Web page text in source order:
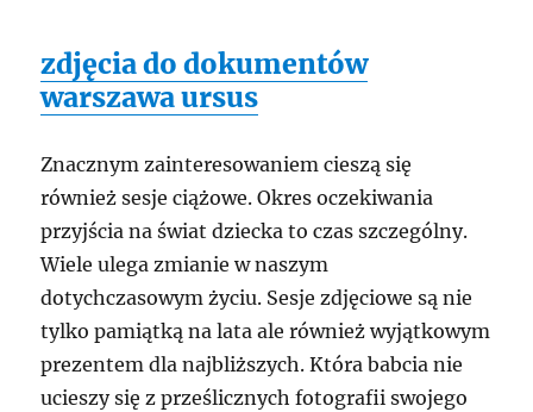
zdjęcia do dokumentów
warszawa ursus
Znacznym zainteresowaniem cieszą się
również sesje ciążowe. Okres oczekiwania
przyjścia na świat dziecka to czas szczególny.
Wiele ulega zmianie w naszym
dotychczasowym życiu. Sesje zdjęciowe są nie
tylko pamiątką na lata ale również wyjątkowym
prezentem dla najbliższych. Która babcia nie
ucieszy się z prześlicznych fotografii swojego